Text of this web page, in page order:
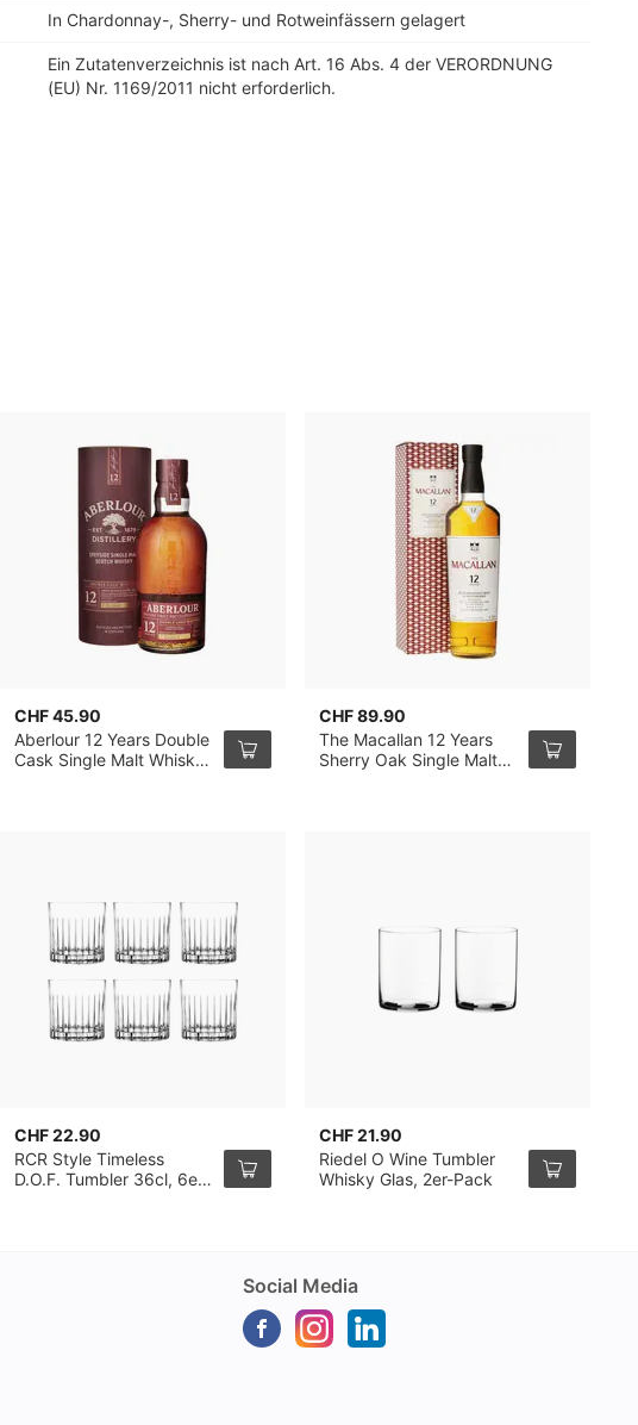
In Chardonnay-, Sherry- und Rotweinfässern gelagert
Ein Zutatenverzeichnis ist nach Art. 16 Abs. 4 der VERORDNUNG
(EU) Nr. 1169/2011 nicht erforderlich.
CHF 45.90
Aberlour 12 Years Double
Cask Single Malt Whisky
CHF 89.90
The Macallan 12 Years
Sherry Oak Single Malt
CHF 22.90
RCR Style Timeless
D.O.F. Tumbler 36cl, 6er-
CHF 21.90
Riedel O Wine Tumbler
Whisky Glas, 2er-Pack
Social Media